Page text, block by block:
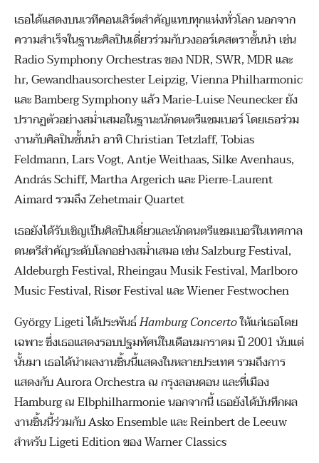
เธอได้แสดงบนเวทีคอนเสิร์ตสำคัญแทบทุกแห่งทั่วโลก นอกจาก
ความสำเร็จในฐานะศิลปินเดี่ยวร่วมกับวงออร์เคสตราชั้นนำ เช่น
Radio Symphony Orchestras ของ NDR, SWR, MDR และ
hr, Gewandhausorchester Leipzig, Vienna Philharmonic
และ Bamberg Symphony แล้ว Marie-Luise Neunecker ยัง
ปรากฏตัวอย่างสม่ำเสมอในฐานะนักดนตรีแชมเบอร์ โดยเธอร่วม
งานกับศิลปินชั้นนำ อาทิ Christian Tetzlaff, Tobias
Feldmann, Lars Vogt, Antje Weithaas, Silke Avenhaus,
András Schiff, Martha Argerich และ Pierre-Laurent
Aimard รวมถึง Zehetmair Quartet
เธอยังได้รับเชิญเป็นศิลปินเดี่ยวและนักดนตรีแชมเบอร์ในเทศกาล
ดนตรีสำคัญระดับโลกอย่างสม่ำเสมอ เช่น Salzburg Festival,
Aldeburgh Festival, Rheingau Musik Festival, Marlboro
Music Festival, Risør Festival และ Wiener Festwochen
György Ligeti ได้ประพันธ์Hamburg Concertoให้แก่เธอโดย
เฉพาะ ซึ่งเธอแสดงรอบปฐมทัศน์ในเดือนมกราคม ปี 2001 นับแต่
นั้นมา เธอได้นำผลงานชิ้นนี้แสดงในหลายประเทศ รวมถึงการ
แสดงกับ Aurora Orchestra ณ กรุงลอนดอน และที่เมือง
Hamburg ณ Elbphilharmonie นอกจากนี้ เธอยังได้บันทึกผล
งานชิ้นนี้ร่วมกับ Asko Ensemble และ Reinbert de Leeuw
สำหรับ Ligeti Edition ของ Warner Classics